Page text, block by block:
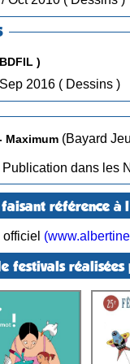
( BDFIL )
• Tome 2 / Sep 2016 ( Dessins )
Maximum
faisant référence à
festivals